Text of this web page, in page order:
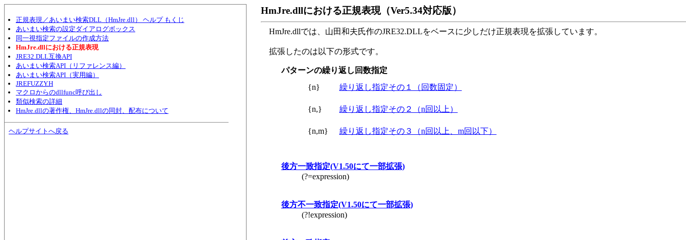
正規表現／あいまい検索DLL（HmJre.dll） ヘルプ もくじ
あいまい検索の設定ダイアログボックス
同一視指定ファイルの作成方法
HmJre.dllにおける正規表現
JRE32.DLL互換API
あいまい検索API（リファレンス編）
あいまい検索API（実用編）
JREFUZZY.H
マクロからのdllfunc呼び出し
類似検索の詳細
HmJre.dllの著作権、HmJre.dllの同封、配布について
ヘルプサイトへ戻る
HmJre.dllにおける正規表現（Ver5.34対応版）
HmJre.dllでは、山田和夫氏作のJRE32.DLLをベースに少しだけ正規表現を拡張しています。
拡張したのは以下の形式です。
パターンの繰り返し回数指定
{n}
繰り返し指定その１（回数固定）
{n,} 繰り返し指定その２（n回以上）
{n,m} 繰り返し指定その３（n回以上、m回以下）
後方一致指定(V1.50にて一部拡張)
(?=expression)
後方不一致指定(V1.50にて一部拡張)
(?!expression)